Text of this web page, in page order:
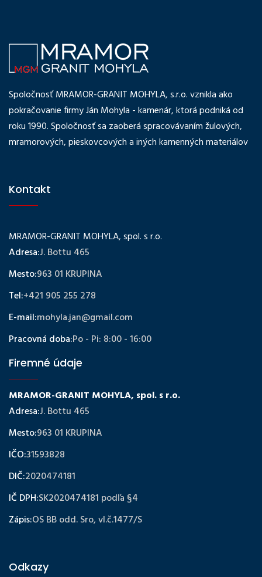
Spoločnosť MRAMOR-GRANIT MOHYLA, s.r.o. vznikla ako
pokračovanie firmy Ján Mohyla - kamenár, ktorá podniká od
roku 1990. Spoločnosť sa zaoberá spracovávaním žulových,
mramorových, pieskovcových a iných kamenných materiálov
Kontakt
MRAMOR-GRANIT MOHYLA, spol. s r.o.
Adresa:J. Bottu 465
Mesto:963 01 KRUPINA
Tel:+421 905 255 278
E-mail:mohyla.jan@gmail.com
Pracovná doba:Po - Pi: 8:00 - 16:00
Firemné údaje
MRAMOR-GRANIT MOHYLA, spol. s r.o.
Adresa:J. Bottu 465
Mesto:963 01 KRUPINA
IČO:31593828
DIČ:2020474181
IČ DPH:SK2020474181 podľa §4
Zápis:OS BB odd. Sro, vl.č.1477/S
Odkazy